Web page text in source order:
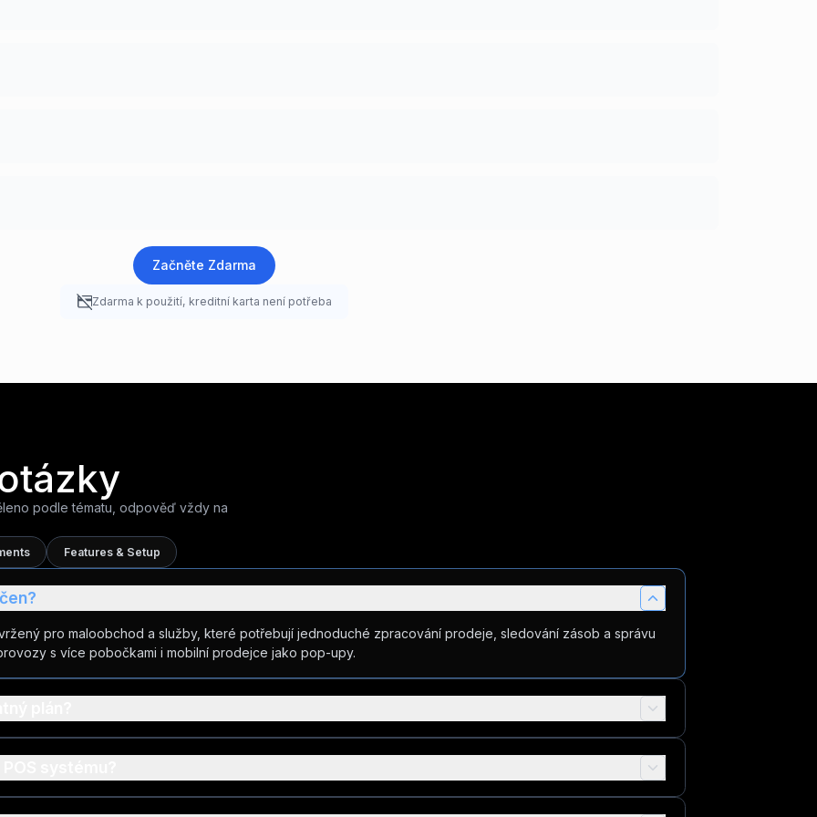
1 1 Neomezeno
Začněte Zdarma
Zdarma k použití, kreditní karta není potřeba
podle tématu, odpověď vždy na
Features & Setup
pro maloobchod a služby, které potřebují jednoduché zpracování prodeje, sledování zásob a správu
s více pobočkami i mobilní prodejce jako pop-upy.